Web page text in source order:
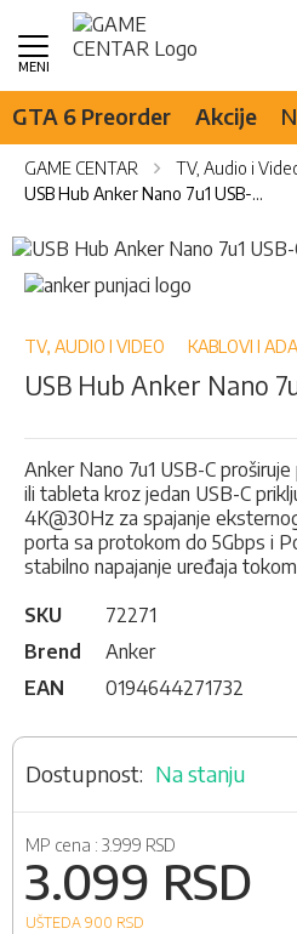
GTA 6 Preorder Akcije
GAME CENTAR TV, Audio i
USB Hub Anker Nano 7u1 USB-C Gray
Skip
to
the
of
images
Skip
to
beginning
the
gallery
TV, AUDIO I VIDEO KABLOVI I
USB Hub Anker Nano
Anker Nano 7u1 USB-C
ili tableta kroz jedan USB-C
4K@30Hz za spajanje
porta sa protokom do 5Gbps i
stabilno napajanje uređaja
SKU
72271
Brend
Anker
EAN
0194644271732
Na stanju
MP cena : 3.999 RSD
3.099 RSD
UŠTEDA 900 RSD